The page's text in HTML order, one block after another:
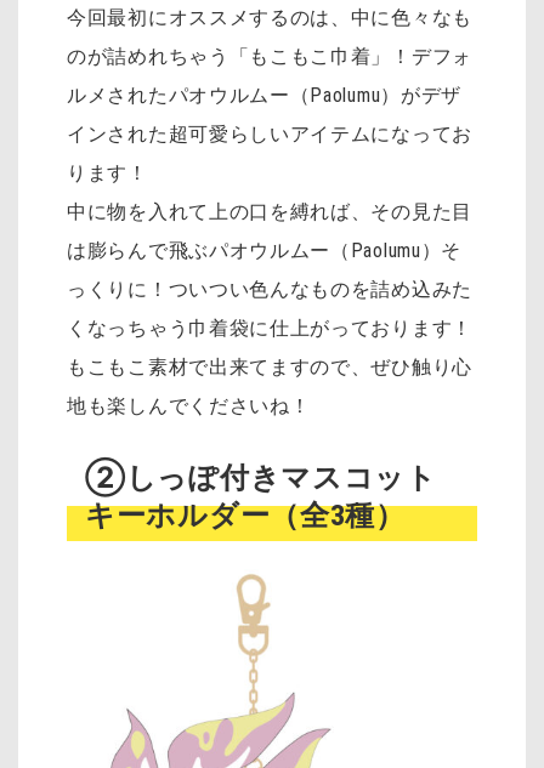
今回最初にオススメするのは、中に色々なも
のが詰めれちゃう「もこもこ巾着」！デフォ
ルメされたパオウルムー（Paolumu）がデザ
インされた超可愛らしいアイテムになってお
ります！
中に物を入れて上の口を縛れば、その見た目
は膨らんで飛ぶパオウルムー（Paolumu）そ
っくりに！ついつい色んなものを詰め込みた
くなっちゃう巾着袋に仕上がっております！
もこもこ素材で出来てますので、ぜひ触り心
地も楽しんでくださいね！
②しっぽ付きマスコット
キーホルダー（全3種）